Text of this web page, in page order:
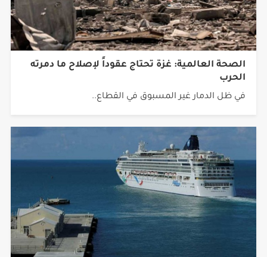
الصحة العالمية: غزة تحتاج عقوداً لإصلاح ما دمرته
الحرب
في ظل الدمار غير المسبوق في القطاع..